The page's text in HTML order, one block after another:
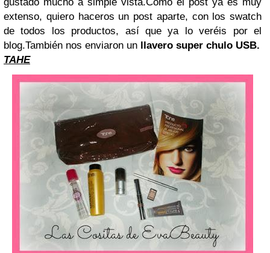
gustado mucho a simple vista.Como el post ya es muy
extenso, quiero haceros un post aparte, con los swatch
de todos los productos, así que ya lo veréis por el
blog.También nos enviaron un
llavero super chulo USB.
TAHE